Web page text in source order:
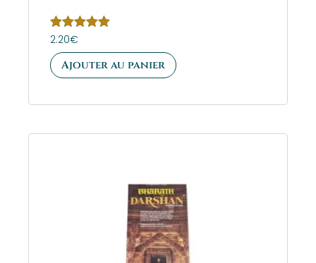
Note
sur 5
2.20€
Ajouter au panier